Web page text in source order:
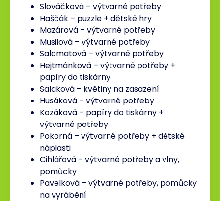
Slováčková – výtvarné potřeby
Haščák – puzzle + dětské hry
Mazárová – výtvarné potřeby
Musilová – výtvarné potřeby
Salomatová – výtvarné potřeby
Hejtmánková – výtvarné potřeby +
papíry do tiskárny
Salaková – květiny na zasazení
Husáková – výtvarné potřeby
Kozáková – papíry do tiskárny +
výtvarné potřeby
Pokorná – výtvarné potřeby + dětské
náplasti
Cihlářová – výtvarné potřeby a vlny,
pomůcky
Pavelková – výtvarné potřeby, pomůcky
na vyrábění